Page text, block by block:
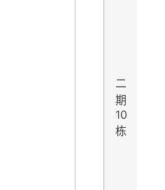
二
期
10
栋